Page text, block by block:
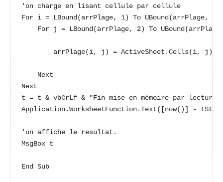
'on charge en lisant cellule par cellule
For i = LBound(arrPlage, 1) To UBound(arrPlage, 1)
For j = LBound(arrPlage, 2) To
arrPlage(i, j) = ActiveSheet.Cells(i,
    Next
Next
t = t & vbCrLf & "Fin mise en mémoire par
Application.WorksheetFunction.Text([now()] -
'on affiche le resultat.
MsgBox t
End Sub